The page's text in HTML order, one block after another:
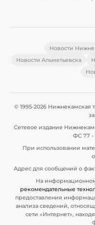
Новости
Новости Альметьевска
© 1995-2026 Нижнекамская
Сетевое издание
ФС 77 -
При использовании
Адрес для сообщений о
На
рекомендательные
предоставления
анализа сведений,
сети «Интернет»,